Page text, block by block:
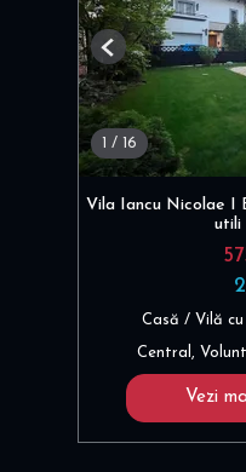
/ 16
Previous
Vila Iancu Nicolae I
utili
Casă / Vilă
Central,
Vezi